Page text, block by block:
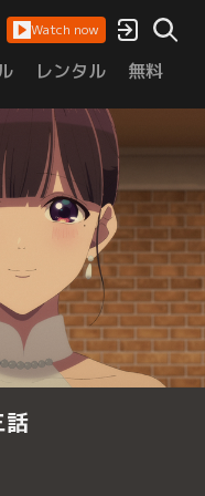
Watch now
レンタル 無料
話